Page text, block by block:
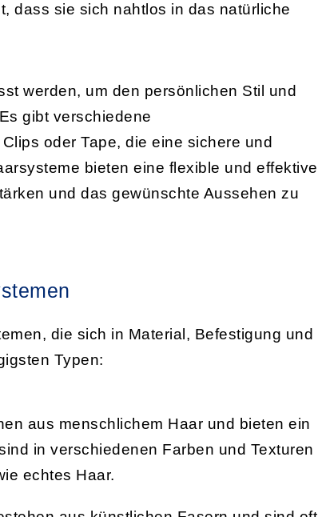
dass sie sich nahtlos in das natürliche
werden, um den persönlichen Stil und
gibt verschiedene
oder Tape, die eine sichere und
bieten eine flexible und effektive
und das gewünschte Aussehen zu
die sich in Material, Befestigung und
Typen:
aus menschlichem Haar und bieten ein
in verschiedenen Farben und Texturen
echtes Haar.